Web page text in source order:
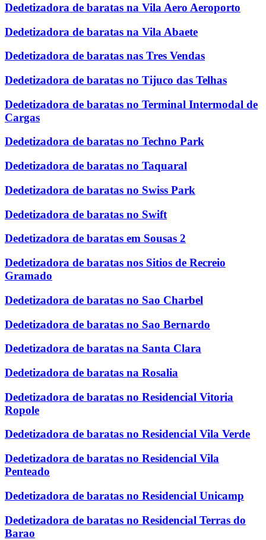
Dedetizadora de baratas na Vila Aero Aeroporto
Dedetizadora de baratas na Vila Abaete
Dedetizadora de baratas nas Tres Vendas
Dedetizadora de baratas no Tijuco das Telhas
Dedetizadora de baratas no Terminal Intermodal de
Cargas
Dedetizadora de baratas no Techno Park
Dedetizadora de baratas no Taquaral
Dedetizadora de baratas no Swiss Park
Dedetizadora de baratas no Swift
Dedetizadora de baratas em Sousas 2
Dedetizadora de baratas nos Sitios de Recreio
Gramado
Dedetizadora de baratas no Sao Charbel
Dedetizadora de baratas no Sao Bernardo
Dedetizadora de baratas na Santa Clara
Dedetizadora de baratas na Rosalia
Dedetizadora de baratas no Residencial Vitoria
Ropole
Dedetizadora de baratas no Residencial Vila Verde
Dedetizadora de baratas no Residencial Vila
Penteado
Dedetizadora de baratas no Residencial Unicamp
Dedetizadora de baratas no Residencial Terras do
Barao